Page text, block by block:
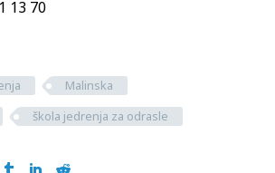
13 70
Malinska
škola jedrenja za odrasle